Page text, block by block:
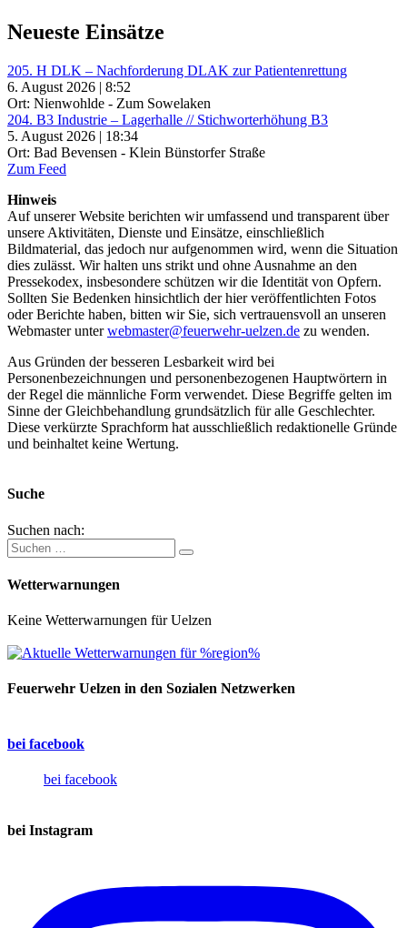
Neueste Einsätze
205. H DLK – Nachforderung DLAK zur Patientenrettung
6. August 2026 | 8:52
Ort: Nienwohlde - Zum Sowelaken
204. B3 Industrie – Lagerhalle // Stichworterhöhung B3
5. August 2026 | 18:34
Ort: Bad Bevensen - Klein Bünstorfer Straße
Zum Feed
Hinweis
Auf unserer Website berichten wir umfassend und transparent über
unsere Aktivitäten, Dienste und Einsätze, einschließlich
Bildmaterial, das jedoch nur aufgenommen wird, wenn die Situation
dies zulässt. Wir halten uns strikt und ohne Ausnahme an den
Pressekodex, insbesondere schützen wir die Identität von Opfern.
Sollten Sie Bedenken hinsichtlich der hier veröffentlichten Fotos
oder Berichte haben, bitten wir Sie, sich vertrauensvoll an unseren
Webmaster unterwebmaster@feuerwehr-uelzen.de zu wenden.
Aus Gründen der besseren Lesbarkeit wird bei
Personenbezeichnungen und personenbezogenen Hauptwörtern in
der Regel die männliche Form verwendet. Diese Begriffe gelten im
Sinne der Gleichbehandlung grundsätzlich für alle Geschlechter.
Diese verkürzte Sprachform hat ausschließlich redaktionelle Gründe
und beinhaltet keine Wertung.
Suche
Suchen nach:
Wetterwarnungen
Keine Wetterwarnungen für Uelzen
Feuerwehr Uelzen in den Sozialen Netzwerken
bei facebook
bei facebook
bei Instagram